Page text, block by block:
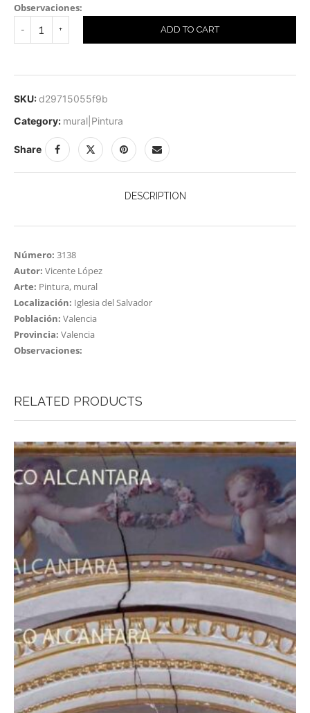
Observaciones:
ADD TO CART
SKU:d29715055f9b
Category: mural|Pintura
Share
DESCRIPTION
Número: 3138
Autor: Vicente López
Arte: Pintura, mural
Localización: Iglesia del Salvador
Población: Valencia
Provincia: Valencia
Observaciones:
RELATED PRODUCTS